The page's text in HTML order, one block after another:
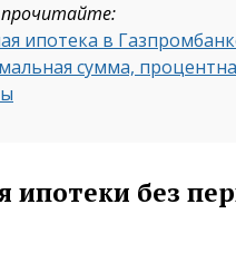
ипотека в
сумма,
ипотеки без